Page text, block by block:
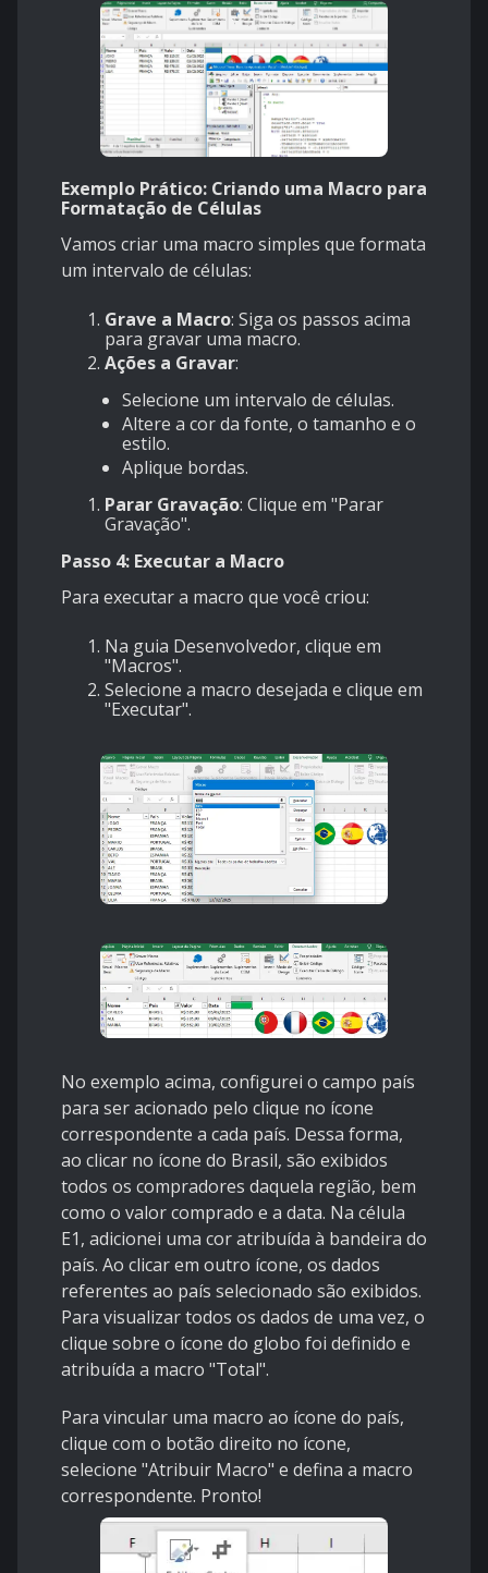
Exemplo Prático: Criando uma Macro para
Formatação de Células
Vamos criar uma macro simples que formata
um intervalo de células:
Grave a Macro: Siga os passos acima
para gravar uma macro.
Ações a Gravar:
Selecione um intervalo de células.
Altere a cor da fonte, o tamanho e o
estilo.
Aplique bordas.
Parar Gravação: Clique em "Parar
Gravação".
Passo 4: Executar a Macro
Para executar a macro que você criou:
Na guia Desenvolvedor, clique em
"Macros".
Selecione a macro desejada e clique em
"Executar".
No exemplo acima, configurei o campo país
para ser acionado pelo clique no ícone
correspondente a cada país. Dessa forma,
ao clicar no ícone do Brasil, são exibidos
todos os compradores daquela região, bem
como o valor comprado e a data. Na célula
E1, adicionei uma cor atribuída à bandeira do
país. Ao clicar em outro ícone, os dados
referentes ao país selecionado são exibidos.
Para visualizar todos os dados de uma vez, o
clique sobre o ícone do globo foi definido e
atribuída a macro "Total".
Para vincular uma macro ao ícone do país,
clique com o botão direito no ícone,
selecione "Atribuir Macro" e defina a macro
correspondente. Pronto!